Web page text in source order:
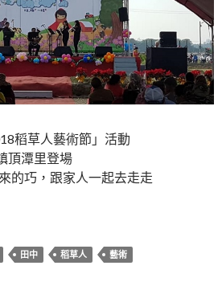
稻草人藝術節」活動
頂潭里登場
的巧，跟家人一起去走走
中。2018稻草人藝術節
田中 稻草人 藝術